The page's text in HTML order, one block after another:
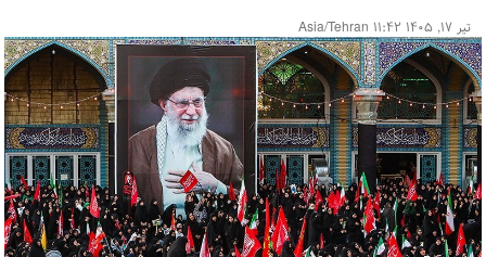
تیر ۱۷, ۱۴۰۵ ۱۱:۴۲ Asia/Tehran